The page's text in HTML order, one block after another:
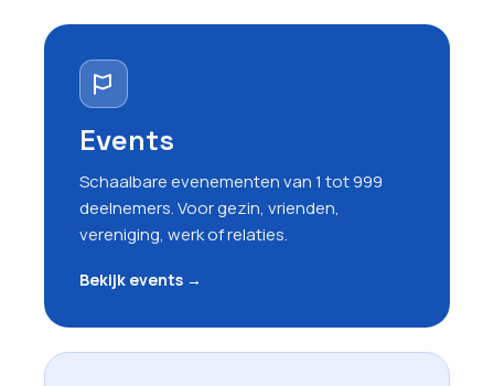
Events
Schaalbare evenementen van 1 tot 999
deelnemers. Voor gezin, vrienden,
vereniging, werk of relaties.
Bekijk events →